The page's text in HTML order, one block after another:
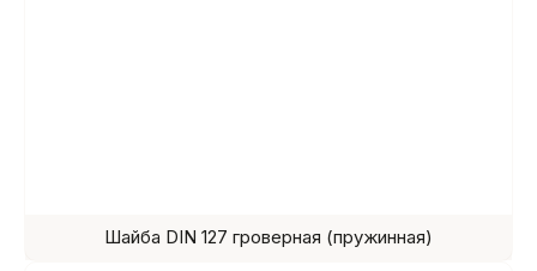
Шайба DIN 127 гроверная (пружинная)